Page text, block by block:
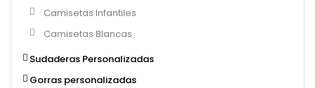
Camisetas Infantiles
Camisetas Blancas
Sudaderas Personalizadas
Gorras personalizadas